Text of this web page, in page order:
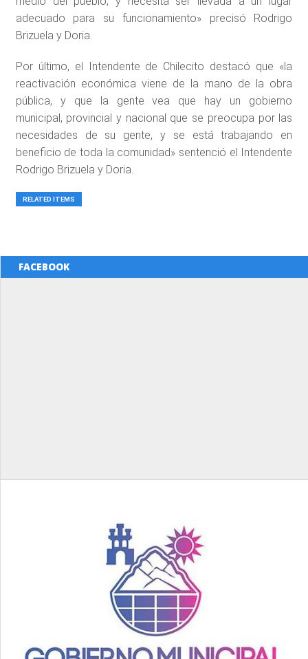
adecuado para su funcionamiento» precisó Rodrigo
Brizuela y Doria.
Por último, el Intendente de Chilecito destacó que «la
reactivación económica viene de la mano de la obra
pública, y que la gente vea que hay un gobierno
municipal, provincial y nacional que se preocupa por las
necesidades de su gente, y se está trabajando en
beneficio de toda la comunidad» sentenció el Intendente
Rodrigo Brizuela y Doria.
RELATED ITEMS
FACEBOOK